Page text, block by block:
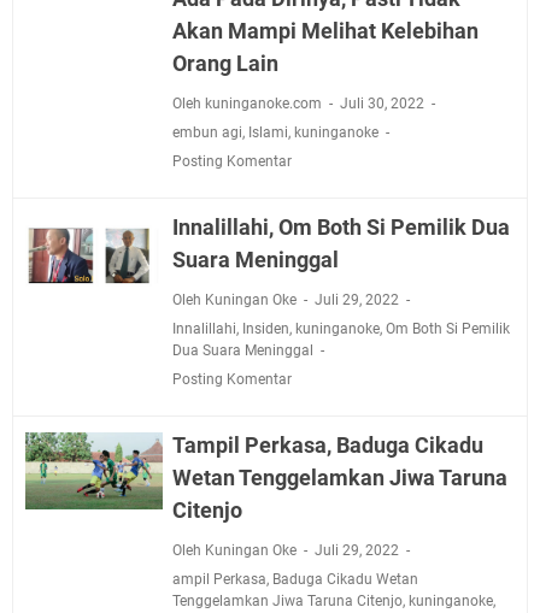
Akan Mampi Melihat Kelebihan
Orang Lain
Oleh kuninganoke.com
Juli 30, 2022
embun agi, Islami, kuninganoke
Posting Komentar
Innalillahi, Om Both Si Pemilik Dua
Suara Meninggal
Oleh Kuningan Oke
Juli 29, 2022
Innalillahi, Insiden, kuninganoke, Om Both Si Pemilik
Dua Suara Meninggal
Posting Komentar
Tampil Perkasa, Baduga Cikadu
Wetan Tenggelamkan Jiwa Taruna
Citenjo
Oleh Kuningan Oke
Juli 29, 2022
ampil Perkasa, Baduga Cikadu Wetan
Tenggelamkan Jiwa Taruna Citenjo, kuninganoke,